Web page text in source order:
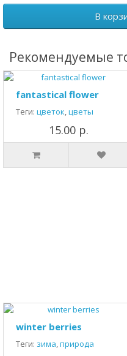
В
Рекомендуемые
fantastical flower
Теги: цветок,цветы
15.00 р.
winter berries
Теги: зима,природа